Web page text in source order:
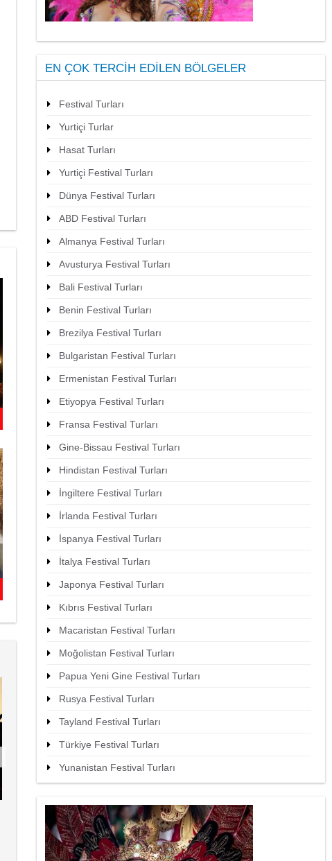
Kıbrıs’a Gitmeden Önce Bilmeniz
Gereken 8 Nokta
EN ÇOK TERCIH EDILEN BÖLGELER
Festival Turları
Yurtiçi Turlar
Hasat Turları
Yurtiçi Festival Turları
Dünya Festival Turları
ABD Festival Turları
Almanya Festival Turları
Avusturya Festival Turları
Bali Festival Turları
Benin Festival Turları
Brezilya Festival Turları
Bulgaristan Festival Turları
Ermenistan Festival Turları
Etiyopya Festival Turları
Fransa Festival Turları
Gine-Bissau Festival Turları
Hindistan Festival Turları
İngiltere Festival Turları
İrlanda Festival Turları
İspanya Festival Turları
İtalya Festival Turları
Japonya Festival Turları
Kıbrıs Festival Turları
Macaristan Festival Turları
Moğolistan Festival Turları
Papua Yeni Gine Festival Turları
Rusya Festival Turları
Tayland Festival Turları
Türkiye Festival Turları
Yunanistan Festival Turları